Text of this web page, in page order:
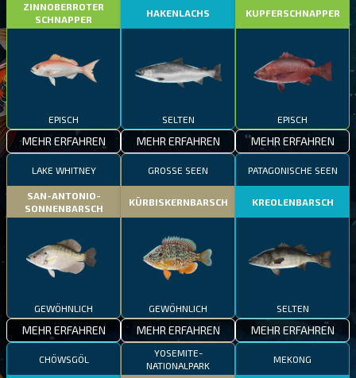
ZINNOBERROTER
SCHNAPPER
EPISCH
MEHR ERFAHREN
HAKENLACHS
SELTEN
MEHR ERFAHREN
KUPFERSCHNAPPER
EPISCH
MEHR ERFAHREN
LAKE WHITNEY
SAN-ANTONIO-
SONNENBARSCH
GEWÖHNLICH
MEHR ERFAHREN
GROSSE SEEN
KÜRBISKERNBARSCH
GEWÖHNLICH
MEHR ERFAHREN
PATAGONISCHE SEEN
KREOLENBARSCH
SELTEN
MEHR ERFAHREN
CHÖWSGÖL
YOSEMITE-
NATIONALPARK
MEKONG